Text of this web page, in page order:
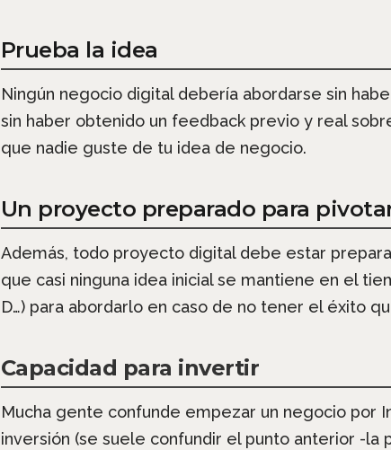
Prueba la idea
Ningún negocio digital debería abordarse sin
sin haber obtenido un feedback previo y real
que nadie guste de tu idea de negocio.
Un proyecto preparado para
Además, todo proyecto digital debe estar
que casi ninguna idea inicial se mantiene en el
D…) para abordarlo en caso de no tener el éxito
Capacidad para invertir
Mucha gente confunde empezar un negocio por
inversión (se suele confundir el punto anterior -la